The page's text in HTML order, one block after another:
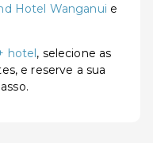
Hotel Wanganui e
hotel, selecione as
e reserve a sua